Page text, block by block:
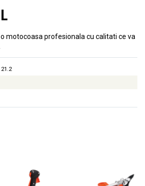
o motocoasa profesionala cu calitati ce va
21.2